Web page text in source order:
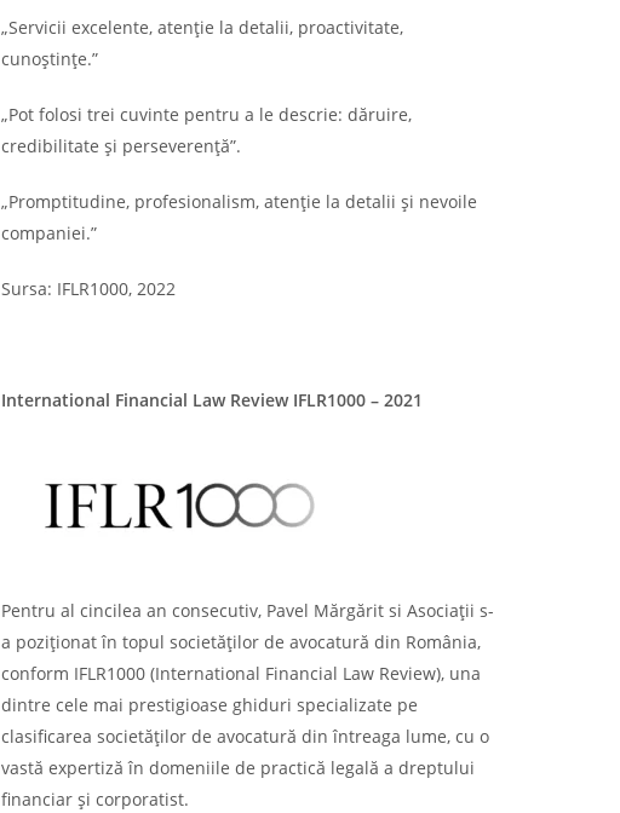
„Servicii excelente, atenție la detalii, proactivitate,
cunoștințe.”
„Pot folosi trei cuvinte pentru a le descrie: dăruire,
credibilitate și perseverență”.
„Promptitudine, profesionalism, atenție la detalii și nevoile
companiei.”
Sursa: IFLR1000, 2022
International Financial Law Review IFLR1000 – 2021
Pentru al cincilea an consecutiv, Pavel Mărgărit si Asociații s-
a poziționat în topul societăților de avocatură din România,
conform IFLR1000 (International Financial Law Review), una
dintre cele mai prestigioase ghiduri specializate pe
clasificarea societăților de avocatură din întreaga lume, cu o
vastă expertiză în domeniile de practică legală a dreptului
financiar și corporatist.